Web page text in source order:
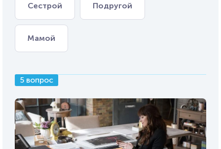
Сестрой Подругой
Мамой
5 вопрос